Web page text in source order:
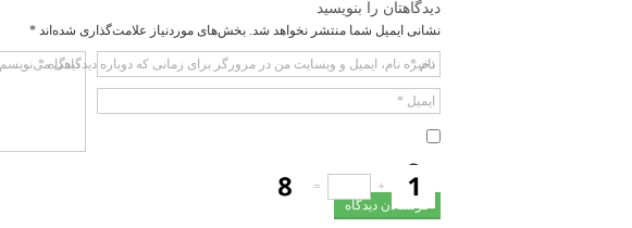
دیدگاهتان را بنویسید
نشانی ایمیل شما منتشر نخواهد شد. بخش‌های موردنیاز علامت‌گذاری شده‌اند *
دیدگاه* نام*
ایمیل *
ذخیره نام، ایمیل و وبسایت من در مرورگر برای زمانی که دوباره دیدگاهی می‌نویسم.
+
=